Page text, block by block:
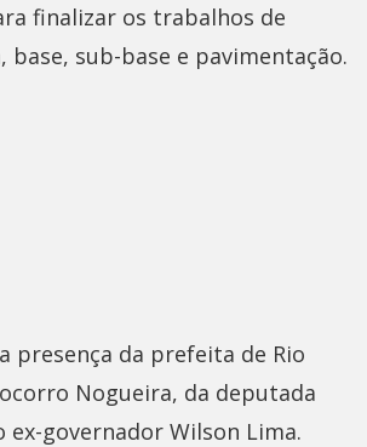
finalizar os trabalhos de
sub-base e pavimentação.
presença da prefeita de Rio
Nogueira, da deputada
ex-governador Wilson Lima.